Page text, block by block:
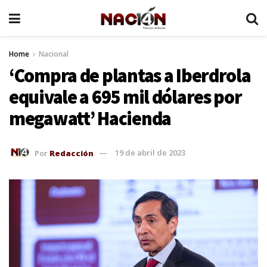
Home Nacional
‘Compra de plantas a Iberdrola
equivale a 695 mil dólares por
megawatt’ Hacienda
Por Redacción 19 de abril de 2023